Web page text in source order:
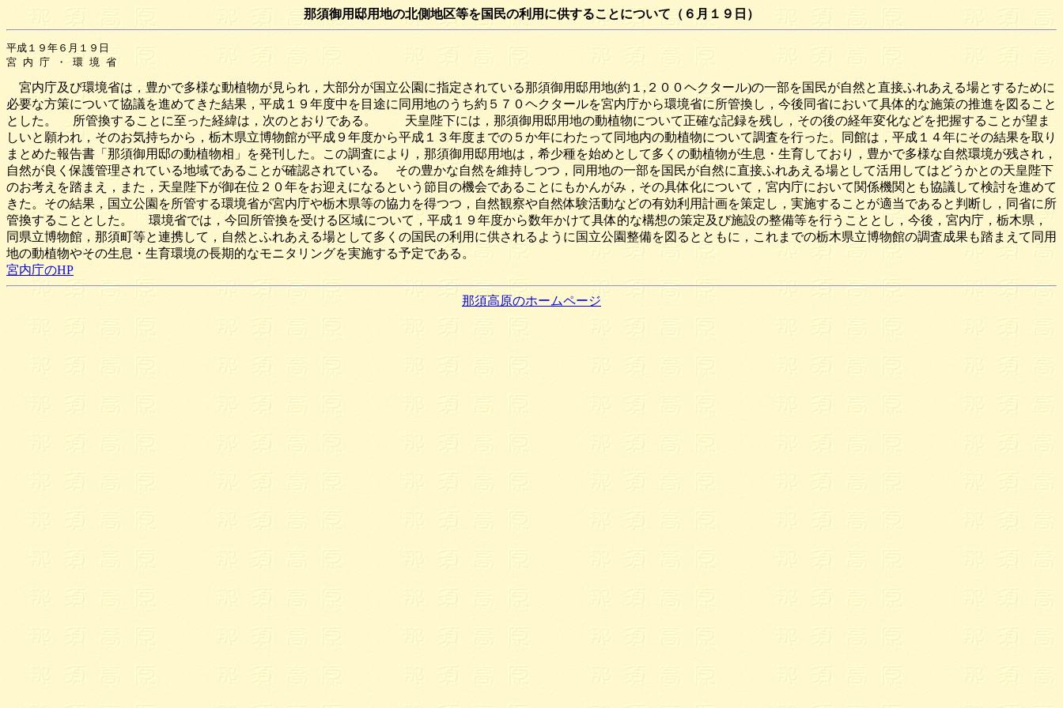
那須御用邸用地の北側地区等を国民の利用に供することについて（６月１９日）
平成１９年６月１９日
宮内庁及び環境省は，豊かで多様な動植物が見られ，大部分が国立公園に指定されている那須御用邸用地(約１,２００ヘクタール)の一部を国民が自然と直接ふれあえる場とするために
必要な方策について協議を進めてきた結果，平成１９年度中を目途に同用地のうち約５７０ヘクタールを宮内庁から環境省に所管換し，今後同省において具体的な施策の推進を図ること
とした。 所管換することに至った経緯は，次のとおりである。 天皇陛下には，那須御用邸用地の動植物について正確な記録を残し，その後の経年変化などを把握することが望ま
しいと願われ，そのお気持ちから，栃木県立博物館が平成９年度から平成１３年度までの５か年にわたって同地内の動植物について調査を行った。同館は，平成１４年にその結果を取り
まとめた報告書「那須御用邸の動植物相」を発刊した。この調査により，那須御用邸用地は，希少種を始めとして多くの動植物が生息・生育しており，豊かで多様な自然環境が残され，
自然が良く保護管理されている地域であることが確認されている｡ その豊かな自然を維持しつつ，同用地の一部を国民が自然に直接ふれあえる場として活用してはどうかとの天皇陛下
のお考えを踏まえ，また，天皇陛下が御在位２０年をお迎えになるという節目の機会であることにもかんがみ，その具体化について，宮内庁において関係機関とも協議して検討を進めて
きた。その結果，国立公園を所管する環境省が宮内庁や栃木県等の協力を得つつ，自然観察や自然体験活動などの有効利用計画を策定し，実施することが適当であると判断し，同省に所
管換することとした。 環境省では，今回所管換を受ける区域について，平成１９年度から数年かけて具体的な構想の策定及び施設の整備等を行うこととし，今後，宮内庁，栃木県，
同県立博物館，那須町等と連携して，自然とふれあえる場として多くの国民の利用に供されるように国立公園整備を図るとともに，これまでの栃木県立博物館の調査成果も踏まえて同用
地の動植物やその生息・生育環境の長期的なモニタリングを実施する予定である。
宮内庁のHP
那須高原のホームページ